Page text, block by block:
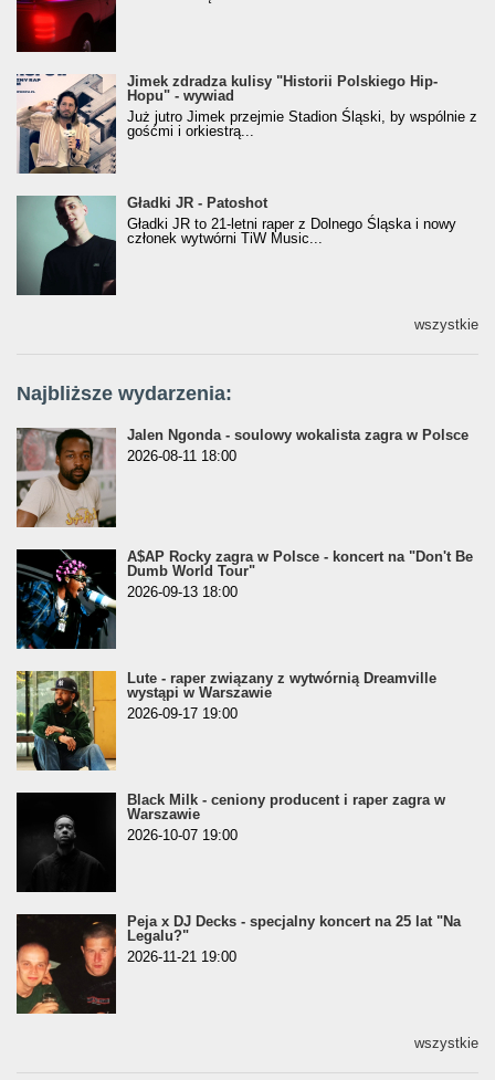
Jimek zdradza kulisy "Historii Polskiego Hip-
Hopu" - wywiad
Jimek zdradza kulisy "Historii Polskiego Hip-
Hopu" - wywiad
Już jutro Jimek przejmie Stadion Śląski, by wspólnie z
gośćmi i orkiestrą...
Gładki JR - Patoshot
Gładki JR - Patoshot
Gładki JR to 21-letni raper z Dolnego Śląska i nowy
członek wytwórni TiW Music...
wszystkie
Najbliższe wydarzenia:
Jalen Ngonda - soulowy wokalista zagra w Polsce
2026-08-11 18:00
A$AP Rocky zagra w Polsce - koncert na "Don't Be
Dumb World Tour"
2026-09-13 18:00
Lute - raper związany z wytwórnią Dreamville
wystąpi w Warszawie
2026-09-17 19:00
Black Milk - ceniony producent i raper zagra w
Warszawie
2026-10-07 19:00
Peja x DJ Decks - specjalny koncert na 25 lat "Na
Legalu?"
2026-11-21 19:00
wszystkie